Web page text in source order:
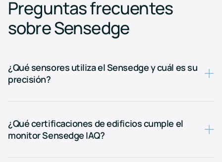
Preguntas frecuentes
sobre Sensedge
¿Qué sensores utiliza el Sensedge y cuál es su
precisión?
¿Qué certificaciones de edificios cumple el
monitor Sensedge IAQ?